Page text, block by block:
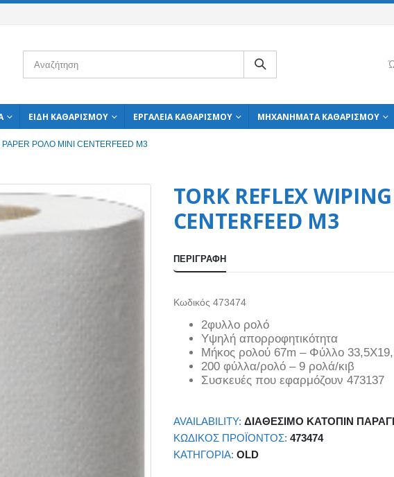
ΕΊΔΗ ΚΑΘΑΡΙΣΜΟΎ ΕΡΓΑΛΕΊΑ ΚΑΘΑΡΙΣΜΟΎ ΜΗΧΑΝΉΜΑΤΑ ΚΑΘΑΡΙΣΜΟΎ
PAPER ΡΟΛΟ MINI CENTERFEED M3
TORK REFLEX
CENTERFEED M3
ΠΕΡΙΓΡΑΦΉ
Κωδικός 473474
2φυλλο ρολό
Υψηλή απορροφητικότητα
Μήκος ρολού 67m – Φύλλο
200 φύλλα/ρολό – 9 ρολά/κιβ
Συσκευές που εφαρμόζουν 473137
AVAILABILITY: ΔΙΑΘΈΣΙΜΟ ΚΑΤΌΠΙΝ
ΚΩΔΙΚΌΣ ΠΡΟΪΌΝΤΟΣ: 473474
ΚΑΤΗΓΟΡΊΑ: OLD